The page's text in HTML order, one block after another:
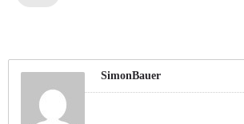
SimonBauer